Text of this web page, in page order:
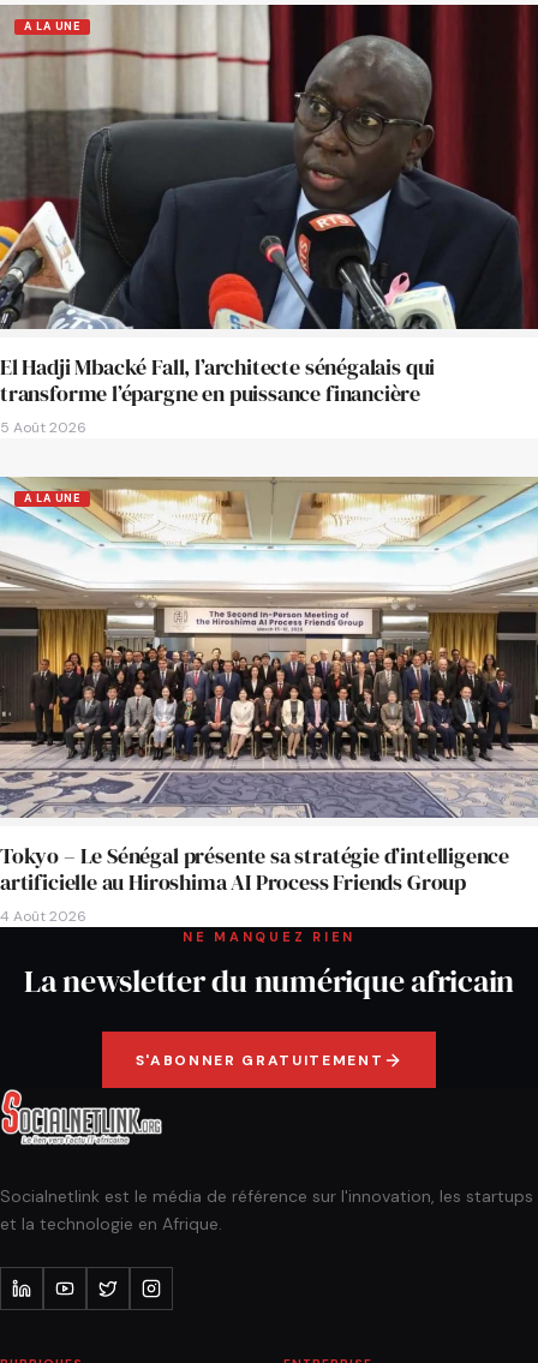
A LA UNE
El Hadji Mbacké Fall, l’architecte sénégalais qui
transforme l’épargne en puissance financière
5 Août 2026
A LA UNE
Tokyo – Le Sénégal présente sa stratégie d’intelligence
artificielle au Hiroshima AI Process Friends Group
4 Août 2026
NE MANQUEZ RIEN
La newsletter du numérique africain
S'ABONNER GRATUITEMENT
Socialnetlink est le média de référence sur l'innovation, les startups
et la technologie en Afrique.